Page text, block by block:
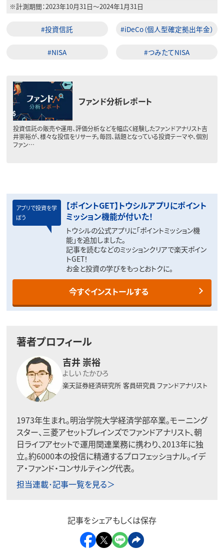
※計測期間：2023年10月31日～2024年1月31日
#投資信託 #iDeCo（個人型確定拠出年金）
#NISA #つみたてNISA
ファンド分析レポート
投資信託の販売や運用、評価分析などを幅広く経験したファンドアナリスト吉
井崇裕が、様々な投信をリサーチ。毎回、話題となっている投資テーマや、個別
ファン…
アプリで投資を学
ぼう
【ポイントGET】トウシルアプリにポイント
ミッション機能が付いた！
トウシルの公式アプリに「ポイントミッション機
能」を追加しました。
記事を読むなどのミッションクリアで楽天ポイン
トGET！
お金と投資の学びをもっとおトクに。
今すぐインストールする
著者プロフィール
吉井 崇裕
よしい たかひろ
楽天証券経済研究所 客員研究員 ファンドアナリスト
1973年生まれ。明治学院大学経済学部卒業。モーニング
スター、三菱アセットブレインズでファンドアナリスト、朝
日ライフアセットで運用関連業務に携わり、2013年に独
立。約6000本の投信に精通するプロフェッショナル。イデ
ア・ファンド・コンサルティング代表。
担当連載･記事一覧を見る＞
記事をシェアもしくは保存